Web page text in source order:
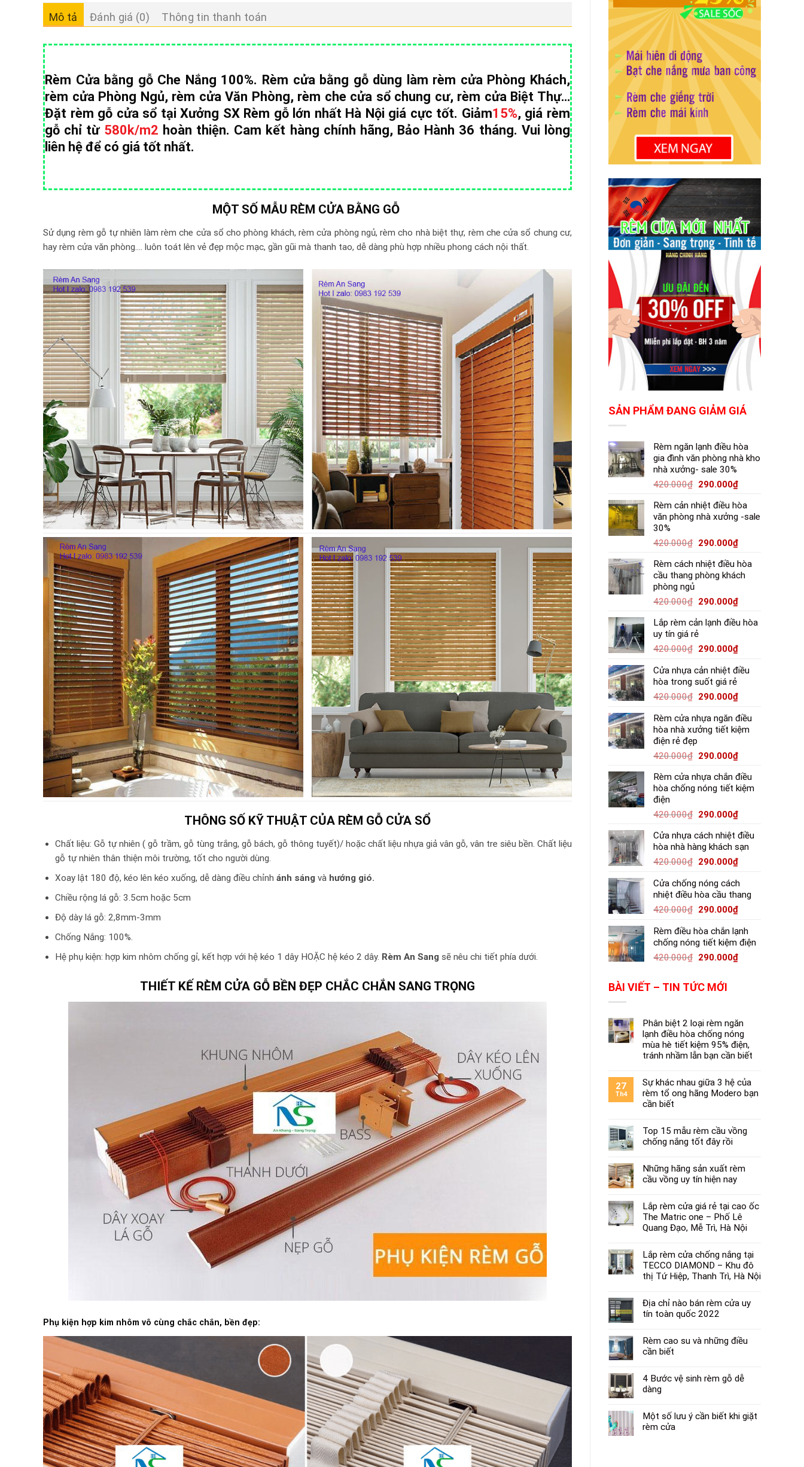
SẢN PHẨM ĐANG GIẢM GIÁ
Rèm ngăn lạnh điều hòa
gia đình văn phòng nhà kho
nhà xưởng- sale 30%
420.000₫ 290.000₫
Rèm cản nhiệt điều hòa
văn phòng nhà xưởng -sale
30%
420.000₫ 290.000₫
Rèm cách nhiệt điều hòa
cầu thang phòng khách
phòng ngủ
420.000₫ 290.000₫
Lắp rèm cản lạnh điều hòa
uy tín giá rẻ
420.000₫ 290.000₫
Cửa nhựa cản nhiệt điều
hòa trong suốt giá rẻ
420.000₫ 290.000₫
Rèm cửa nhựa ngăn điều
hòa nhà xưởng tiết kiệm
điện rẻ đẹp
420.000₫ 290.000₫
Rèm cửa nhựa chắn điều
hòa chống nóng tiết kiệm
điện
420.000₫ 290.000₫
Cửa nhựa cách nhiệt điều
hòa nhà hàng khách sạn
420.000₫ 290.000₫
Cửa chống nóng cách
nhiệt điều hòa cầu thang
420.000₫ 290.000₫
Rèm điều hòa chắn lạnh
chống nóng tiết kiệm điện
420.000₫ 290.000₫
BÀI VIẾT – TIN TỨC MỚI
Phân biệt 2 loại rèm ngăn
lạnh điều hòa chống nóng
mùa hè tiết kiệm 95% điện,
tránh nhầm lẫn bạn cần biết
27
Th4
Sự khác nhau giữa 3 hệ của
rèm tổ ong hãng Modero bạn
cần biết
Top 15 mẫu rèm cầu vồng
chống nắng tốt đây rồi
Những hãng sản xuất rèm
cầu vồng uy tín hiện nay
Lắp rèm cửa giá rẻ tại cao ốc
The Matric one – Phố Lê
Quang Đạo, Mễ Trì, Hà Nội
Lắp rèm cửa chống nắng tại
TECCO DIAMOND – Khu đô
thị Tứ Hiệp, Thanh Trì, Hà Nội
Địa chỉ nào bán rèm cửa uy
tín toàn quốc 2022
Rèm cao su và những điều
cần biết
4 Bước vệ sinh rèm gỗ dễ
dàng
Một số lưu ý cần biết khi giặt
rèm cửa
Mô tả Đánh giá (0) Thông tin thanh toán
Rèm Cửa bằng gỗ Che Nắng 100%. Rèm cửa bằng gỗ dùng làm rèm cửa Phòng Khách,
rèm cửa Phòng Ngủ, rèm cửa Văn Phòng, rèm che cửa sổ chung cư, rèm cửa Biệt Thự…
Đặt rèm gỗ cửa sổ tại Xưởng SX Rèm gỗ lớn nhất Hà Nội giá cực tốt. Giảm15%, giá rèm
gỗ chỉ từ 580k/m2 hoàn thiện. Cam kết hàng chính hãng, Bảo Hành 36 tháng. Vui lòng
liên hệ để có giá tốt nhất.
MỘT SỐ MẪU RÈM CỬA BẰNG GỖ
Sử dụng rèm gỗ tự nhiên làm rèm che cửa sổ cho phòng khách, rèm cửa phòng ngủ, rèm cho nhà biệt thự, rèm che cửa sổ chung cư,
hay rèm cửa văn phòng…. luôn toát lên vẻ đẹp mộc mạc, gần gũi mà thanh tao, dễ dàng phù hợp nhiều phong cách nội thất.
THÔNG SỐ KỸ THUẬT CỦA RÈM GỖ CỬA SỔ
Chất liệu: Gỗ tự nhiên ( gỗ trầm, gỗ tùng trắng, gỗ bách, gỗ thông tuyết)/ hoặc chất liệu nhựa giả vân gỗ, vân tre siêu bền. Chất liệu
gỗ tự nhiên thân thiện môi trường, tốt cho người dùng.
Xoay lật 180 độ, kéo lên kéo xuống, dễ dàng điều chỉnh ánh sángvà hướng gió.
Chiều rộng lá gỗ: 3.5cm hoặc 5cm
Độ dày lá gỗ: 2,8mm-3mm
Chống Nắng: 100%.
Hệ phụ kiện: hợp kim nhôm chống gỉ, kết hợp với hệ kéo 1 dây HOẶC hệ kéo 2 dây. Rèm An Sangsẽ nêu chi tiết phía dưới.
THIẾT KẾ RÈM CỬA GỖ BỀN ĐẸP CHẮC CHẮN SANG TRỌNG
Phụ kiện hợp kim nhôm vô cùng chắc chắn, bền đẹp: